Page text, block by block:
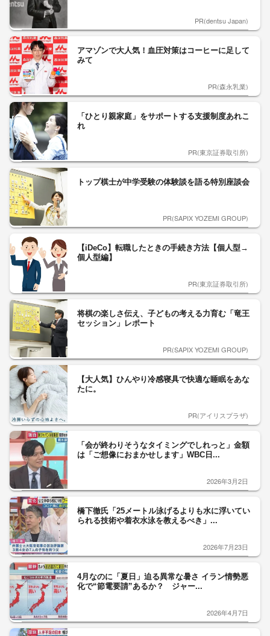
PR(dentsu Japan)
アマゾンで大人気！血圧対策はコーヒーに足して
みて
PR(森永乳業)
「ひとり親家庭」をサポートする支援制度あれこ
れ
PR(東京証券取引所)
トップ棋士が中学受験の体験談を語る特別座談会
PR(SAPIX YOZEMI GROUP)
【iDeCo】転職したときの手続き方法【個人型→
個人型編】
PR(東京証券取引所)
将棋の楽しさ伝え、子どもの考える力育む「竜王
セッション」レポート
PR(SAPIX YOZEMI GROUP)
【大人気】ひんやり冷感寝具で快適な睡眠をあな
たに。
PR(アイリスプラザ)
「会が終わりそうなタイミングでしれっと」金額
は「ご想像におまかせします」WBC日...
2026年3月2日
橋下徹氏「25メートル泳げるよりも水に浮いてい
られる技術や着衣水泳を教えるべき」...
2026年7月23日
4月なのに「夏日」迫る異常な暑さ イラン情勢悪
化で“節電要請”あるか？ ジャー...
2026年4月7日